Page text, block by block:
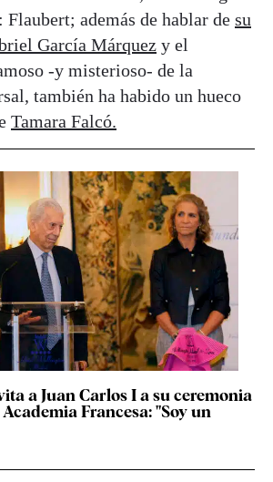
además de hablar de su
García Márquez y el
-y misterioso- de la
también ha habido un hueco
Tamara Falcó.
a Juan Carlos I a su ceremonia
Francesa: "Soy un